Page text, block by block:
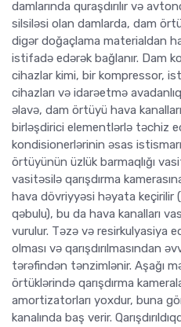
damlarında quraşdırılır və
silsiləsi olan damlarda, dam
digər doğaçlama materialdan
istifadə edərək bağlanır. Dam
cihazlar kimi, bir kompressor,
cihazları və idarəetmə
əlavə, dam örtüyü hava
birləşdirici elementlərlə təchiz
kondisionerlərinin əsas
örtüyünün üzlük barmaqlığı
vasitəsilə qarışdırma
hava dövriyyəsi həyata keçirilir
qəbulu), bu da hava kanalları
vurulur. Təzə və resirkulyasiya
olması və qarışdırılmasından
tərəfindən tənzimlənir. Aşağı
örtüklərində qarışdırma
amortizatorları yoxdur, buna
kanalında baş verir.